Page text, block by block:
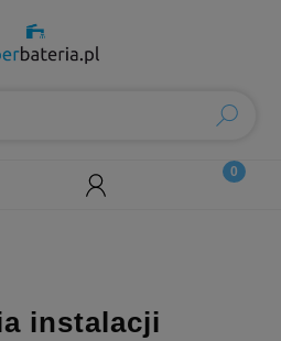
instalacji